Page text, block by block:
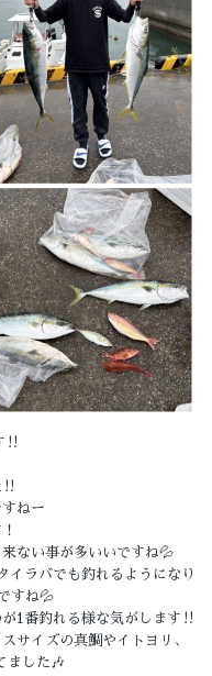
‼️
‼️
ねー
ない事が多いいですね💦
イラバでも釣れるようになり
すね💦
1番釣れる様な気がします‼️
サイズの真鯛やイトヨリ、
ました🎶